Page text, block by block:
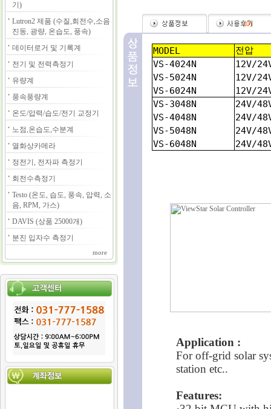
기)
Lutron2 제품 (수질,회전수,소음
진동, 광량, 온습도, 풍속)
데이터로거 및 기록계
전기 및 전력측정기
유량계
풍속풍량계
온도/압력/습도/전기 교정기
노점,온습도,수분계
열화상카메라
정전기, 전자파 측정기
회전수측정기
Testo (온도, 습도, 풍속, 압력, 소
음, RPM, 가스)
DAVIS (상품 25000개)
분진 입자수 측정기
more
(0)
MODEL
전압
VS-4024N
12V/
VS-5024N
12V/
VS-6024N
12V/
VS-3048N
24V/
VS-4048N
24V/
VS-5048N
24V/
VS-6048N
24V/
Application :
For off-grid solar
station etc..
Features: